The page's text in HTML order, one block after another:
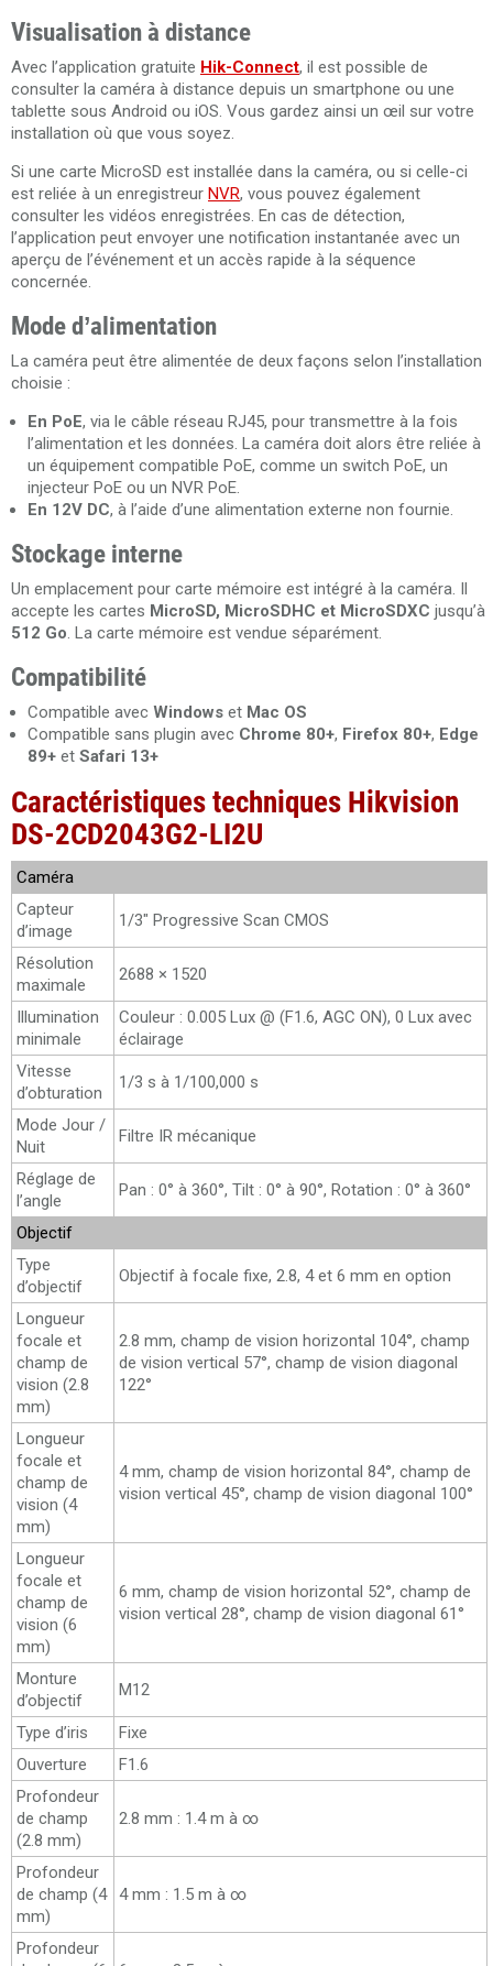
Visualisation à distance
Avec l’application gratuite Hik-Connect, il est possible de
consulter la caméra à distance depuis un smartphone ou une
tablette sous Android ou iOS. Vous gardez ainsi un œil sur votre
installation où que vous soyez.
Si une carte MicroSD est installée dans la caméra, ou si celle-ci
est reliée à un enregistreur NVR, vous pouvez également
consulter les vidéos enregistrées. En cas de détection,
l’application peut envoyer une notification instantanée avec un
aperçu de l’événement et un accès rapide à la séquence
concernée.
Mode d’alimentation
La caméra peut être alimentée de deux façons selon l’installation
choisie :
En PoE, via le câble réseau RJ45, pour transmettre à la fois
l’alimentation et les données. La caméra doit alors être reliée à
un équipement compatible PoE, comme un switch PoE, un
injecteur PoE ou un NVR PoE.
En 12V DC, à l’aide d’une alimentation externe non fournie.
Stockage interne
Un emplacement pour carte mémoire est intégré à la caméra. Il
accepte les cartes MicroSD, MicroSDHC et MicroSDXC jusqu’à
512 Go. La carte mémoire est vendue séparément.
Compatibilité
Compatible avec Windows et Mac OS
Compatible sans plugin avec Chrome 80+, Firefox 80+, Edge
89+ et Safari 13+
Caractéristiques techniques Hikvision
DS-2CD2043G2-LI2U
Caméra
Capteur
d’image
1/3" Progressive Scan CMOS
Résolution
maximale
2688 × 1520
Illumination
minimale
Couleur : 0.005 Lux @ (F1.6, AGC ON), 0 Lux avec
éclairage
Vitesse
d’obturation
1/3 s à 1/100,000 s
Mode Jour /
Nuit
Filtre IR mécanique
Réglage de
l’angle
Pan : 0° à 360°, Tilt : 0° à 90°, Rotation : 0° à 360°
Objectif
Type
d’objectif
Objectif à focale fixe, 2.8, 4 et 6 mm en option
Longueur
focale et
champ de
vision (2.8
mm)
2.8 mm, champ de vision horizontal 104°, champ
de vision vertical 57°, champ de vision diagonal
122°
Longueur
focale et
champ de
vision (4
mm)
4 mm, champ de vision horizontal 84°, champ de
vision vertical 45°, champ de vision diagonal 100°
Longueur
focale et
champ de
vision (6
mm)
6 mm, champ de vision horizontal 52°, champ de
vision vertical 28°, champ de vision diagonal 61°
Monture
d’objectif
M12
Type d’iris
Fixe
Ouverture
F1.6
Profondeur
de champ
(2.8 mm)
2.8 mm : 1.4 m à ∞
Profondeur
de champ (4
mm)
4 mm : 1.5 m à ∞
Profondeur